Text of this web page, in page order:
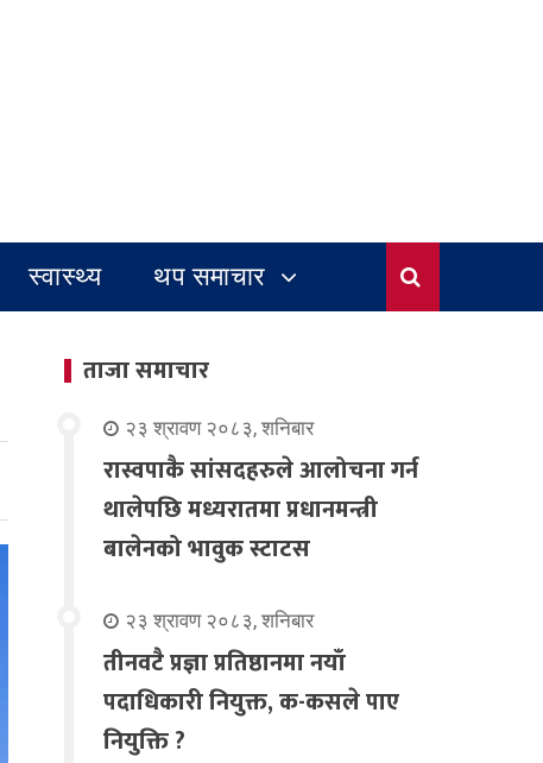
स्वास्थ्य थप समाचार
ताजा समाचार
२३ श्रावण २०८३, शनिबार
रास्वपाकै सांसदहरुले आलोचना गर्न
थालेपछि मध्यरातमा प्रधानमन्त्री
बालेनको भावुक स्टाटस
२३ श्रावण २०८३, शनिबार
तीनवटै प्रज्ञा प्रतिष्ठानमा नयाँ
पदाधिकारी नियुक्त, क-कसले पाए
नियुक्ति ?